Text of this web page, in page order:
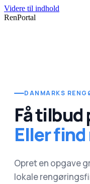
Videre til indhold
RenPortal
DANMARKS
Få tilbud
Eller
Opret en opgave
lokale